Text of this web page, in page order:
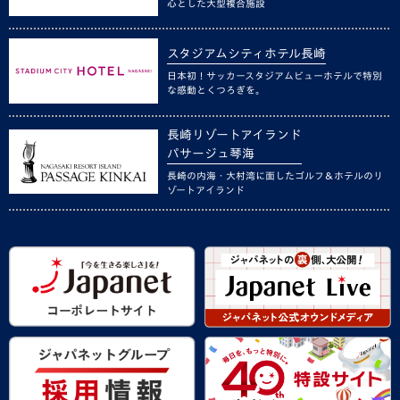
心とした大型複合施設
スタジアムシティホテル長崎
日本初！サッカースタジアムビューホテルで特別
な感動とくつろぎを。
長崎リゾートアイランド
パサージュ琴海
長崎の内海・大村湾に面したゴルフ＆ホテルのリ
ゾートアイランド